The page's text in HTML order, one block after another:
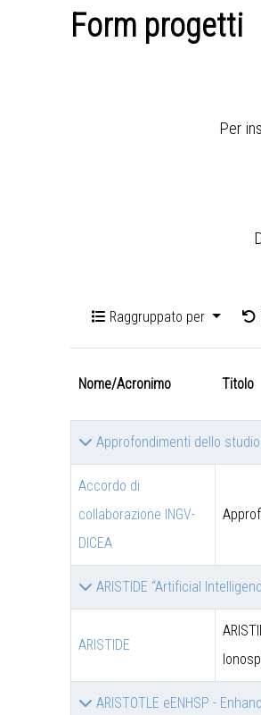
Form progetti
Per
Raggruppato per
Nome/Acronimo Titolo
Approfondimenti dello
Accordo di
collaborazione INGV-
DICEA
ARISTIDE “Artificial
ARISTIDE
ARISTOTLE eENHSP -